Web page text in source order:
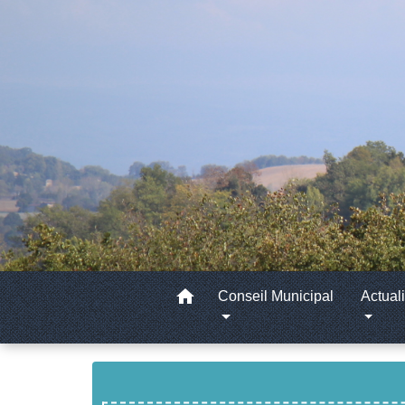
home Conseil Municipal